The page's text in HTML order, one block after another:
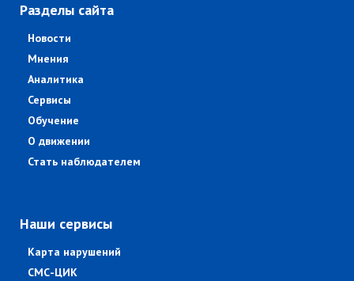
Разделы сайта
Новости
Мнения
Аналитика
Сервисы
Обучение
О движении
Стать наблюдателем
Наши сервисы
Карта нарушений
СМС-ЦИК